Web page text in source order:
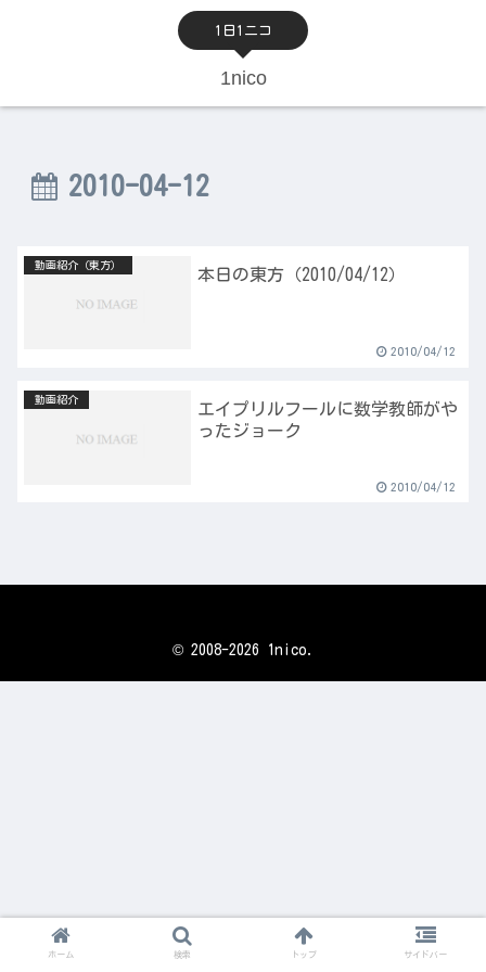
1日1ニコ
1nico
2010-04-12
動画紹介（東方）
本日の東方（2010/04/12）
2010/04/12
動画紹介
エイプリルフールに数学教師がや
ったジョーク
2010/04/12
© 2008-2026 1nico.
ホーム 検索 トップ サイドバー